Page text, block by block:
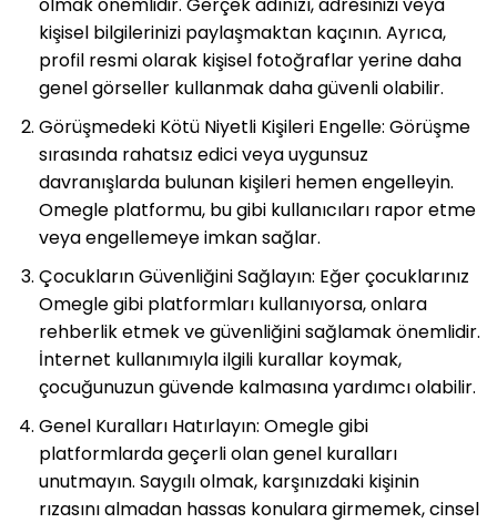
olmak önemlidir. Gerçek adınızı, adresinizi veya
kişisel bilgilerinizi paylaşmaktan kaçının. Ayrıca,
profil resmi olarak kişisel fotoğraflar yerine daha
genel görseller kullanmak daha güvenli olabilir.
Görüşmedeki Kötü Niyetli Kişileri Engelle: Görüşme
sırasında rahatsız edici veya uygunsuz
davranışlarda bulunan kişileri hemen engelleyin.
Omegle platformu, bu gibi kullanıcıları rapor etme
veya engellemeye imkan sağlar.
Çocukların Güvenliğini Sağlayın: Eğer çocuklarınız
Omegle gibi platformları kullanıyorsa, onlara
rehberlik etmek ve güvenliğini sağlamak önemlidir.
İnternet kullanımıyla ilgili kurallar koymak,
çocuğunuzun güvende kalmasına yardımcı olabilir.
Genel Kuralları Hatırlayın: Omegle gibi
platformlarda geçerli olan genel kuralları
unutmayın. Saygılı olmak, karşınızdaki kişinin
rızasını almadan hassas konulara girmemek, cinsel